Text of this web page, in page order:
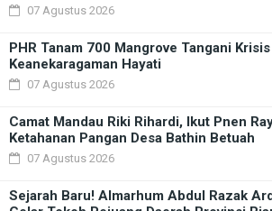
07 Agustus 2026
PHR Tanam 700 Mangrove Tangani
Keanekaragaman Hayati
07 Agustus 2026
Camat Mandau Riki Rihardi, Ikut Pnen
Ketahanan Pangan Desa Bathin Betuah
07 Agustus 2026
Sejarah Baru! Almarhum Abdul Razak